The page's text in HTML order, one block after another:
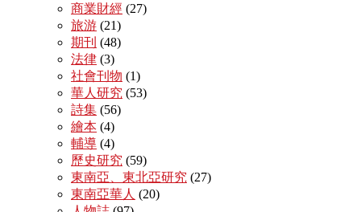
商業財經 (27)
旅游 (21)
期刊 (48)
法律 (3)
社會刊物 (1)
華人研究 (53)
詩集 (56)
繪本 (4)
輔導 (4)
歷史研究 (59)
東南亞、東北亞研究 (27)
東南亞華人 (20)